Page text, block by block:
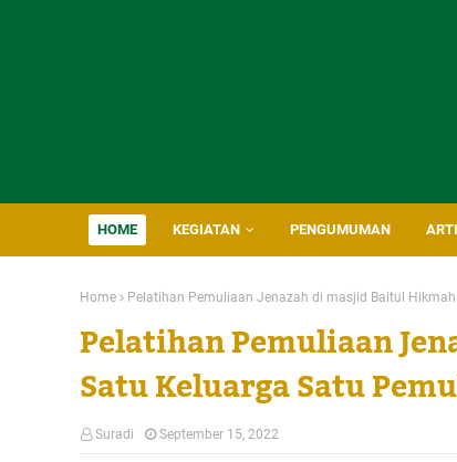
HOME KEGIATAN PENGUMUMAN
Home Pelatihan Pemuliaan Jenazah di masjid Baitul
Pelatihan Pemuliaan
Satu Keluarga Satu
Suradi September 15, 2022